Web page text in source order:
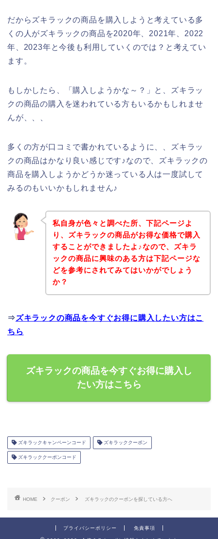
だからズキラックの商品を購入しようと考えている多
くの人がズキラックの商品を2020年、2021年、2022
年、2023年と今後も利用していくのでは？と考えてい
ます。
もしかしたら、「購入しようかな～？」と、ズキラッ
クの商品の購入を迷われている方もいるかもしれませ
んが、、、
多くの方が口コミで書かれているように、、ズキラッ
クの商品はかなり良い感じです♪なので、ズキラックの
商品を購入しようかどうか迷っている人は一度試して
みるのもいいかもしれません♪
私自身が色々と調べた所、下記ページよ
り、ズキラックの商品がお得な価格で購入
することができましたよ♪なので、ズキラ
ックの商品に興味のある方は下記ページな
どを参考にされてみてはいかがでしょう
か？
⇒ ズキラックの商品を今すぐお得に購入したい方はこ
ちら
ズキラックの商品を今すぐお得に購入し
たい方はこちら
ズキラックキャンペーンコード ズキラッククーポン
ズキラッククーポンコード
HOME クーポン ズキラックのクーポンを探している方へ
プライバシーポリシー 免責事項